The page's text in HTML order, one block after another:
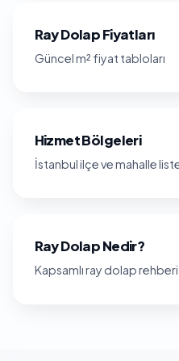
Ray Dolap Fiyatları
Güncel m² fiyat tabloları
Hizmet Bölgeleri
İstanbul ilçe ve mahalle
Ray Dolap Nedir?
Kapsamlı ray dolap rehberi